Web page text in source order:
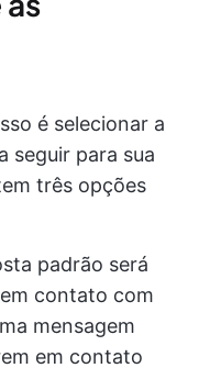
é selecionar a
seguir para sua
três opções
padrão será
contato com
mensagem
em contato